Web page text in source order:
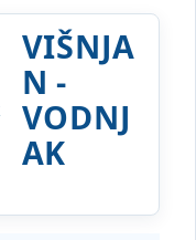
VIŠNJA
N -
VODNJ
AK